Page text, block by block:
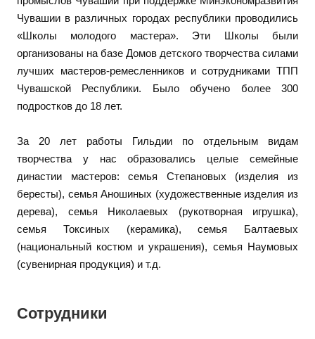
Чувашии в различных городах республики проводились
«Школы молодого мастера». Эти Школы были
организованы на базе Домов детского творчества силами
лучших мастеров-ремесленников и сотрудниками ТПП
Чувашской Республики. Было обучено более 300
подростков до 18 лет.
За 20 лет работы Гильдии по отдельным видам
творчества у нас образовались целые семейные
династии мастеров: семья Степановых (изделия из
бересты), семья Аношиных (художественные изделия из
дерева), семья Николаевых (рукотворная игрушка),
семья Токсиных (керамика), семья Балтаевых
(национальный костюм и украшения), семья Наумовых
(сувенирная продукция) и т.д.
Сотрудники